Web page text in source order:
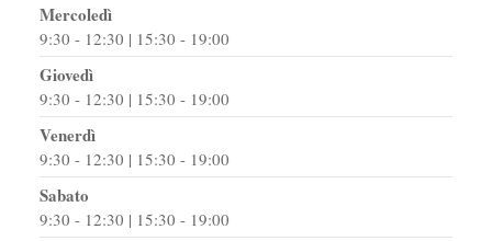
Mercoledì
9:30 - 12:30 | 15:30 - 19:00
Giovedì
9:30 - 12:30 | 15:30 - 19:00
Venerdì
9:30 - 12:30 | 15:30 - 19:00
Sabato
9:30 - 12:30 | 15:30 - 19:00